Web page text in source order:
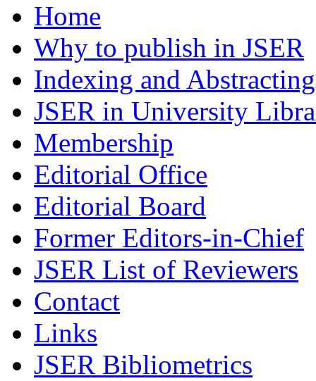
Home
Why to publish in JSER
Indexing and Abstracting
JSER in University
Membership
Editorial Office
Editorial Board
Former Editors-in-Chief
JSER List of Reviewers
Contact
Links
JSER Bibliometrics